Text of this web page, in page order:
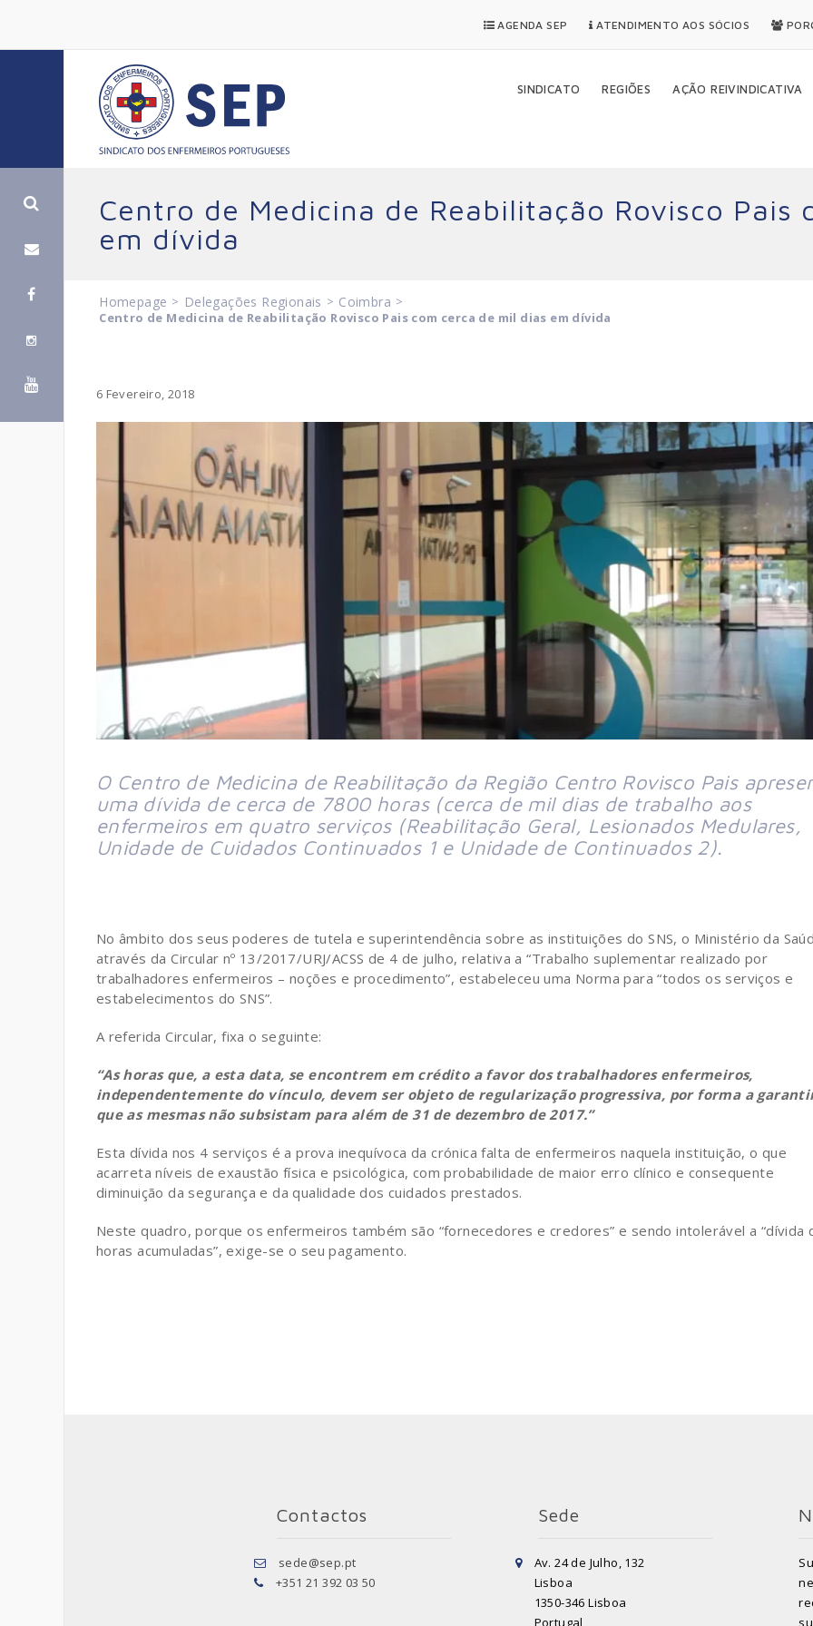
AGENDA SEP ATENDIMENTO AOS SÓCIOS
SINDICATO REGIÕES AÇÃO REIVINDICATIVA
Centro de Medicina de Reabilitação Rovisco Pais
em dívida
Homepage > Delegações Regionais > Coimbra >
Centro de Medicina de Reabilitação Rovisco Pais com cerca de mil dias em dívida
6 Fevereiro, 2018
O Centro de Medicina de Reabilitação da Região Centro Rovisco Pais
uma dívida de cerca de 7800 horas (cerca de mil dias de trabalho aos
enfermeiros em quatro serviços (Reabilitação Geral, Lesionados Medulares,
Unidade de Cuidados Continuados 1 e Unidade de Continuados 2).
No âmbito dos seus poderes de tutela e superintendência sobre as instituições do SNS, o Ministério da
através da Circular nº 13/2017/URJ/ACSS de 4 de julho, relativa a “Trabalho suplementar realizado por
trabalhadores enfermeiros – noções e procedimento”, estabeleceu uma Norma para “todos os serviços e
estabelecimentos do SNS”.
A referida Circular, fixa o seguinte:
“As horas que, a esta data, se encontrem em crédito a favor dos trabalhadores enfermeiros,
independentemente do vínculo, devem ser objeto de regularização progressiva, por forma a
que as mesmas não subsistam para além de 31 de dezembro de 2017.”
Esta dívida nos 4 serviços é a prova inequívoca da crónica falta de enfermeiros naquela instituição, o que
acarreta níveis de exaustão física e psicológica, com probabilidade de maior erro clínico e consequente
diminuição da segurança e da qualidade dos cuidados prestados.
Neste quadro, porque os enfermeiros também são “fornecedores e credores” e sendo intolerável a “dívida
horas acumuladas”, exige-se o seu pagamento.
Contactos
sede@sep.pt
+351 21 392 03 50
Sede
Av. 24 de Julho, 132
Lisboa
1350-346 Lisboa
Portugal